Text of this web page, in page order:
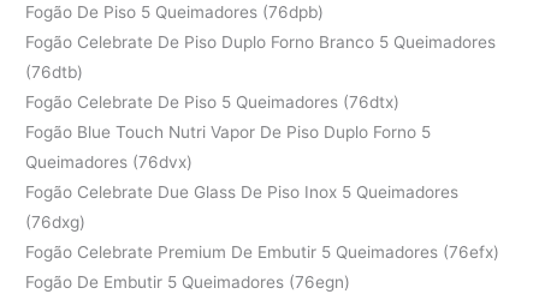
Fogão De Piso 5 Queimadores (76dpb)
Fogão Celebrate De Piso Duplo Forno Branco 5 Queimadores
(76dtb)
Fogão Celebrate De Piso 5 Queimadores (76dtx)
Fogão Blue Touch Nutri Vapor De Piso Duplo Forno 5
Queimadores (76dvx)
Fogão Celebrate Due Glass De Piso Inox 5 Queimadores
(76dxg)
Fogão Celebrate Premium De Embutir 5 Queimadores (76efx)
Fogão De Embutir 5 Queimadores (76egn)